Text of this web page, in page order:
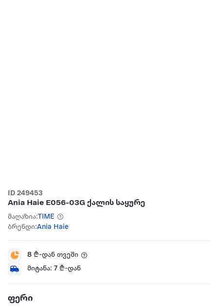
ID 249453
Ania Haie E056-03G ქალის საყურე
მაღაზია:TIME
ბრენდი:Ania Haie
8 ₾-დან თვეში
მიტანა: 7 ₾-დან
ფერი